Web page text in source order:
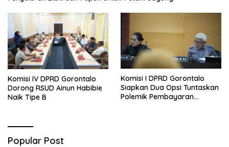
Komisi IV DPRD Gorontalo
Dorong RSUD Ainun Habibie
Naik Tipe B
Komisi I DPRD Gorontalo
Siapkan Dua Opsi Tuntaskan
Polemik Pembayaran
Popular Post